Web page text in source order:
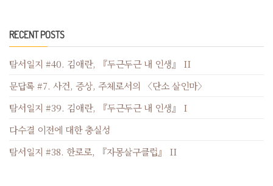
RECENT POSTS
탐서일지 #40. 김애란, 『두근두근 내 인생』 II
문답록 #7. 사건, 증상, 주체로서의 〈단소 살인마〉
탐서일지 #39. 김애란, 『두근두근 내 인생』 I
다수결 이전에 대한 충실성
탐서일지 #38. 한로로, 『자몽살구클럽』 II